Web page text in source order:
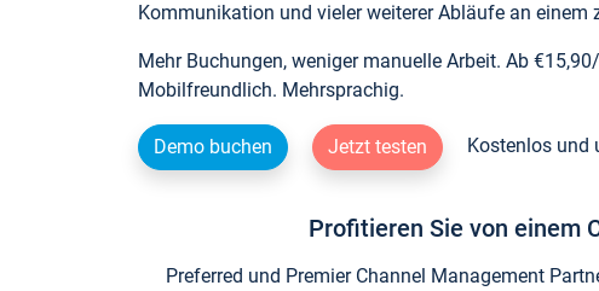
Kommunikation und vieler weiterer Abläufe an einem
Mehr Buchungen, weniger manuelle Arbeit. Ab
Mobilfreundlich. Mehrsprachig.
Demo buchen Jetzt testen Kostenlos und
Profitieren Sie von einem
Preferred und Premier Channel Management